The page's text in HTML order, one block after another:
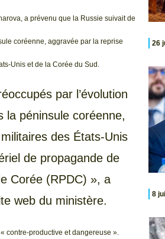
a prévenu que la Russie suivait de
coréenne, aggravée par la reprise
Unis et de la Corée du Sud.
par l’évolution
la péninsule coréenne,
des États-Unis
de propagande de
Corée (RPDC) », a
web du ministère.
contre-productive et dangereuse ».
26
8